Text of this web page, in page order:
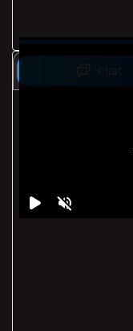
Chat